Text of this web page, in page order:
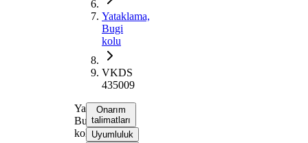
Yataklama,
Bugi
kolu
VKDS
435009
Yataklama,
Bugi
kolu
Onarım
talimatları
Uyumluluk